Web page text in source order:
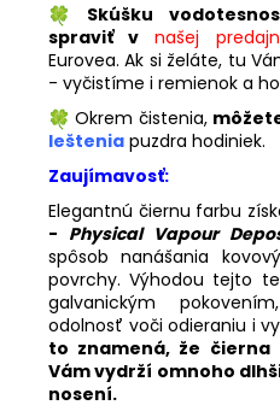
Skúšku
spraviť v
našej
Eurovea. Ak si želáte, tu
- vyčistíme i remienok a
Okrem čistenia,
leštenia puzdra hodiniek.
Zaujímavosť:
Elegantnú čiernu farbu
- Physical Vapour
spôsob nanášania
povrchy. Výhodou tejto
galvanickým
odolnosť voči odieraniu i
to znamená, že
Vám vydrží omnoho
nosení.